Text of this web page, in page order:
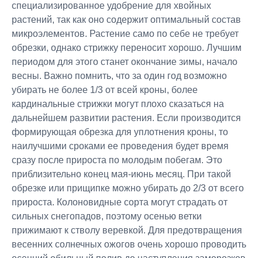
специализированное удобрение для хвойных
растений, так как оно содержит оптимальный состав
микроэлементов. Растение само по себе не требует
обрезки, однако стрижку переносит хорошо. Лучшим
периодом для этого станет окончание зимы, начало
весны. Важно помнить, что за один год возможно
убирать не более 1/3 от всей кроны, более
кардинальные стрижки могут плохо сказаться на
дальнейшем развитии растения. Если производится
формирующая обрезка для уплотнения кроны, то
наилучшими сроками ее проведения будет время
сразу после прироста по молодым побегам. Это
приблизительно конец мая-июнь месяц. При такой
обрезке или прищипке можно убирать до 2/3 от всего
прироста. Колоновидные сорта могут страдать от
сильных снегопадов, поэтому осенью ветки
прижимают к стволу веревкой. Для предотвращения
весенних солнечных ожогов очень хорошо проводить